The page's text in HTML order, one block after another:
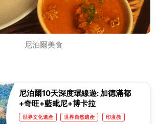
尼泊爾美食
尼泊爾10天深度環線遊: 加德滿都
+奇旺+藍毗尼+博卡拉
世界文化遺產 世界自然遺產
印度教